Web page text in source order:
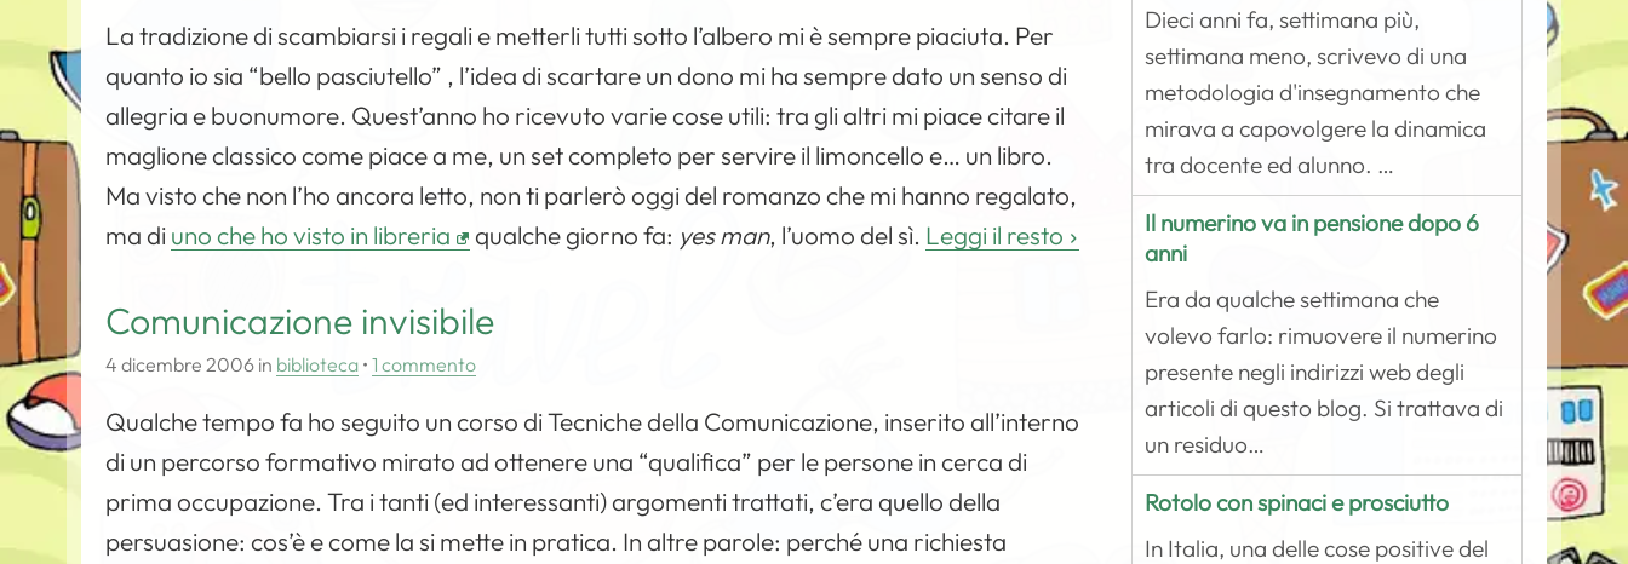
La tradizione di scambiarsi i regali e metterli tutti sotto l’albero mi è sempre piaciuta. Per
quanto io sia “bello pasciutello” , l’idea di scartare un dono mi ha sempre dato un senso di
allegria e buonumore. Quest’anno ho ricevuto varie cose utili: tra gli altri mi piace citare il
maglione classico come piace a me, un set completo per servire il limoncello e… un libro.
Ma visto che non l’ho ancora letto, non ti parlerò oggi del romanzo che mi hanno regalato,
ma di uno che ho visto in libreria qualche giorno fa: yes man, l’uomo del sì. Leggi il resto
Comunicazione invisibile
4 dicembre 2006 in biblioteca • 1 commento
Qualche tempo fa ho seguito un corso di Tecniche della Comunicazione, inserito all’interno
di un percorso formativo mirato ad ottenere una “qualifica” per le persone in cerca di
prima occupazione. Tra i tanti (ed interessanti) argomenti trattati, c’era quello della
persuasione: cos’è e come la si mette in pratica. In altre parole: perché una richiesta
Dieci anni fa, settimana più,
settimana meno, scrivevo di una
metodologia d'insegnamento che
mirava a capovolgere la dinamica
tra docente ed alunno. …
Il numerino va in pensione dopo 6
anni
Era da qualche settimana che
volevo farlo: rimuovere il numerino
presente negli indirizzi web degli
articoli di questo blog. Si trattava di
un residuo…
Rotolo con spinaci e prosciutto
In Italia, una delle cose positive del